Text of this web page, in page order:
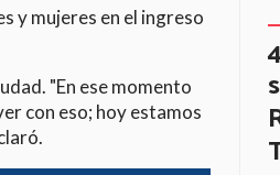
y mujeres en el ingreso
"En ese momento
con eso; hoy estamos